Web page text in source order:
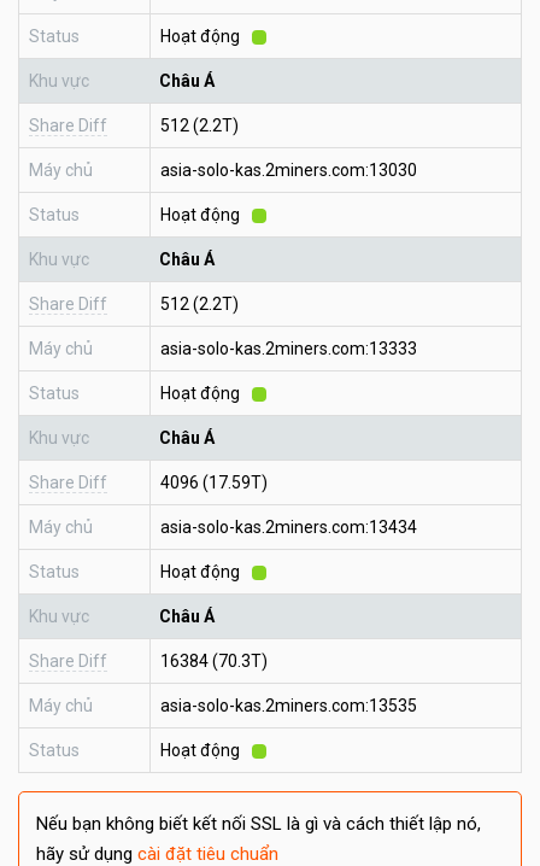
Status Hoạt động
Khu vực Châu Á
Share Diff 512 (2.2T)
Máy chủ asia-solo-kas.2miners.com:13030
Status Hoạt động
Khu vực Châu Á
Share Diff 512 (2.2T)
Máy chủ asia-solo-kas.2miners.com:13333
Status Hoạt động
Khu vực Châu Á
Share Diff 4096 (17.59T)
Máy chủ asia-solo-kas.2miners.com:13434
Status Hoạt động
Khu vực Châu Á
Share Diff 16384 (70.3T)
Máy chủ asia-solo-kas.2miners.com:13535
Status Hoạt động
Nếu bạn không biết kết nối SSL là gì và cách thiết lập nó,
hãy sử dụng cài đặt tiêu chuẩn